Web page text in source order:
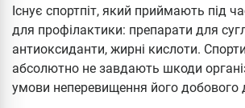
Існує спортпіт, який приймають під
для профілактики: препарати для
антиоксиданти, жирні кислоти.
абсолютно не завдають шкоди
умови неперевищення його добового